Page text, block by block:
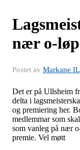
nær o-
Postet av Markane IL
Det er på Ullsheim
delta i
og premiering her.
medlemmar som
som vanleg på nær
premie. Vel møtt